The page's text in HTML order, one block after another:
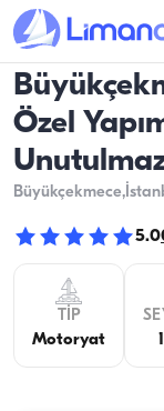
Özel
Büyükçekmece
5.0
TIP
Motoryat